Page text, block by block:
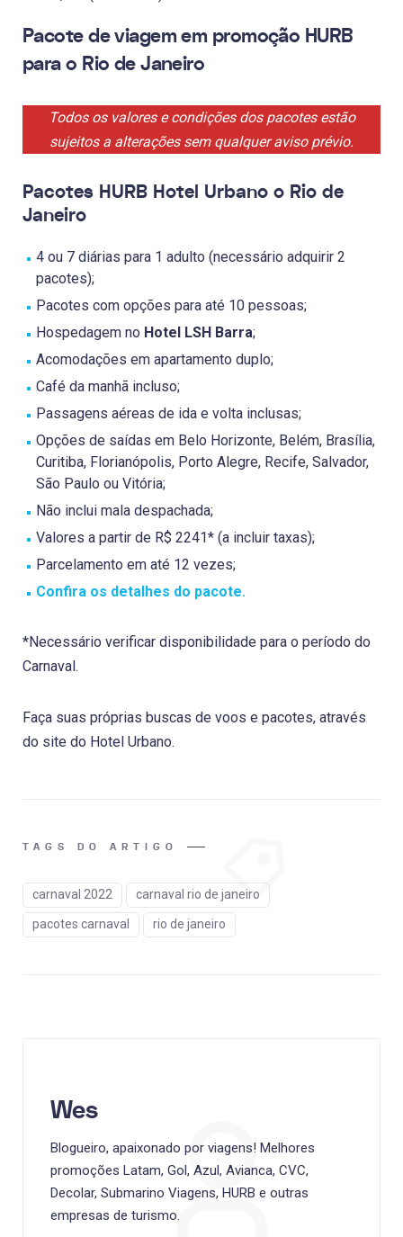
Pacote de viagem em promoção HURB
para o Rio de Janeiro
Todos os valores e condições dos pacotes estão
sujeitos a alterações sem qualquer aviso prévio.
Pacotes HURB Hotel Urbano o Rio de
Janeiro
4 ou 7 diárias para 1 adulto (necessário adquirir 2
pacotes);
Pacotes com opções para até 10 pessoas;
Hospedagem no Hotel LSH Barra;
Acomodações em apartamento duplo;
Café da manhã incluso;
Passagens aéreas de ida e volta inclusas;
Opções de saídas em Belo Horizonte, Belém, Brasília,
Curitiba, Florianópolis, Porto Alegre, Recife, Salvador,
São Paulo ou Vitória;
Não inclui mala despachada;
Valores a partir de R$ 2241* (a incluir taxas);
Parcelamento em até 12 vezes;
Confira os detalhes do pacote.
*Necessário verificar disponibilidade para o período do
Carnaval.
Faça suas próprias buscas de voos e pacotes, através
do site do Hotel Urbano.
TAGS DO ARTIGO
carnaval 2022 carnaval rio de janeiro
pacotes carnaval rio de janeiro
Wes
Blogueiro, apaixonado por viagens! Melhores
promoções Latam, Gol, Azul, Avianca, CVC,
Decolar, Submarino Viagens, HURB e outras
empresas de turismo.